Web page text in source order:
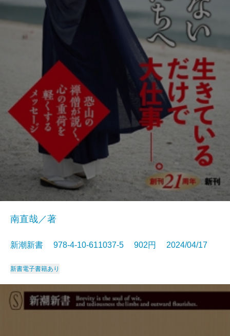
南直哉／著
新潮新書 978-4-10-611037-5 902円 2024/04/17
新書電子書籍あり